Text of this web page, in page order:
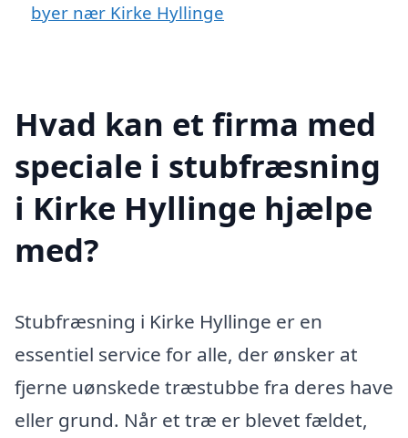
byer nær Kirke Hyllinge
Hvad kan et firma med
speciale i stubfræsning
i Kirke Hyllinge hjælpe
med?
Stubfræsning i Kirke Hyllinge er en
essentiel service for alle, der ønsker at
fjerne uønskede træstubbe fra deres have
eller grund. Når et træ er blevet fældet,